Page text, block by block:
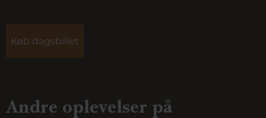
Køb dagsbillet
Andre oplevelser på